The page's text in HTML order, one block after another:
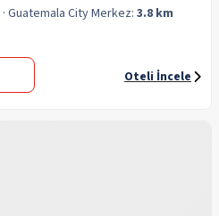
· Guatemala CityMerkez: 3.8 km
Oteli İncele